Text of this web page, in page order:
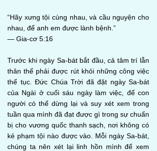
“Hãy xưng tội cùng nhau, và cầu nguyện cho
nhau, để anh em được lành bệnh.”
— Gia-cơ 5:16
Trước khi ngày Sa-bát bắt đầu, cả tâm trí lẫn
thân thể phải được rút khỏi những công việc
thế tục. Đức Chúa Trời đã đặt ngày Sa-bát
của Ngài ở cuối sáu ngày làm việc, để con
người có thể dừng lại và suy xét xem trong
tuần qua mình đã đạt được gì trong sự chuẩn
bị cho vương quốc thanh sạch, nơi không có
kẻ phạm tội nào được vào. Mỗi ngày Sa-bát,
chúng ta nên xét lại linh hồn mình để xem